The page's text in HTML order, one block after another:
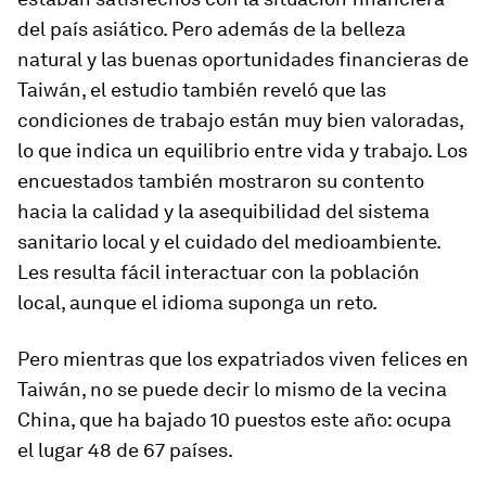
del país asiático. Pero además de la belleza
natural y las buenas oportunidades financieras de
Taiwán, el estudio también reveló que las
condiciones de trabajo están muy bien valoradas,
lo que indica un equilibrio entre vida y trabajo. Los
encuestados también mostraron su contento
hacia la calidad y la asequibilidad del sistema
sanitario local y el cuidado del medioambiente.
Les resulta fácil interactuar con la población
local, aunque el idioma suponga un reto.
Pero mientras que los expatriados viven felices en
Taiwán, no se puede decir lo mismo de la vecina
China, que ha bajado 10 puestos este año: ocupa
el lugar 48 de 67 países.